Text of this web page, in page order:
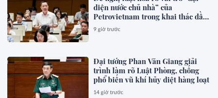
diện nước chủ nhà” của
Petrovietnam trong khai thác dầu
khí
9 giờ trước
Đại tướng Phan Văn Giang giải
trình làm rõ Luật Phòng, chống
phổ biến vũ khí hủy diệt hàng loạt
14 giờ trước